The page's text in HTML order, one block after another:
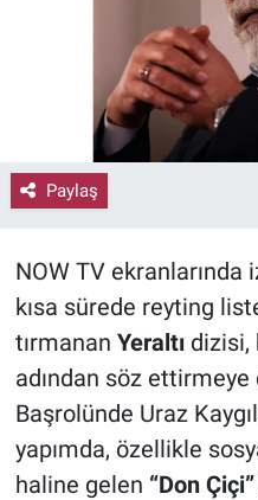
Paylaş
NOW TV ekranlarında
kısa sürede reyting
tırmanan Yeraltıdizisi,
adından söz
Başrolünde Uraz
yapımda, özellikle
haline gelen “Don Çiçi”